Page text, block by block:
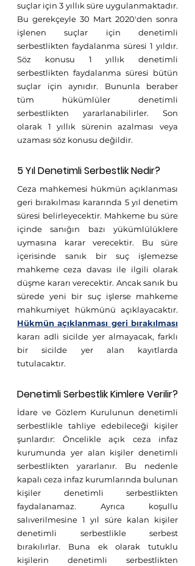
suçlar için 3 yıllık süre uygulanmaktadır.
Bu gerekçeyle 30 Mart 2020'den sonra
işlenen suçlar için denetimli
serbestlikten faydalanma süresi 1 yıldır.
Söz konusu 1 yıllık denetimli
serbestlikten faydalanma süresi bütün
suçlar için aynıdır. Bununla beraber
tüm hükümlüler denetimli
serbestlikten yararlanabilirler. Son
olarak 1 yıllık sürenin azalması veya
uzaması söz konusu değildir.
5 Yıl Denetimli Serbestlik Nedir?
Ceza mahkemesi hükmün açıklanması
geri bırakılması kararında 5 yıl denetim
süresi belirleyecektir. Mahkeme bu süre
içinde sanığın bazı yükümlülüklere
uymasına karar verecektir. Bu süre
içerisinde sanık bir suç işlemezse
mahkeme ceza davası ile ilgili olarak
düşme kararı verecektir. Ancak sanık bu
sürede yeni bir suç işlerse mahkeme
Hükmün açıklanması geri bırakılması
kararı adli sicilde yer almayacak, farklı
bir sicilde yer alan kayıtlarda
tutulacaktır.
Denetimli Serbestlik Kimlere Verilir?
İdare ve Gözlem Kurulunun denetimli
serbestlikle tahliye edebileceği kişiler
şunlardır: Öncelikle açık ceza infaz
kurumunda yer alan kişiler denetimli
serbestlikten yararlanır. Bu nedenle
kapalı ceza infaz kurumlarında bulunan
kişiler denetimli serbestlikten
faydalanamaz. Ayrıca koşullu
salıverilmesine 1 yıl süre kalan kişiler
denetimli serbestlikle serbest
bırakılırlar. Buna ek olarak tutuklu
kişilerin denetimli serbestlikten